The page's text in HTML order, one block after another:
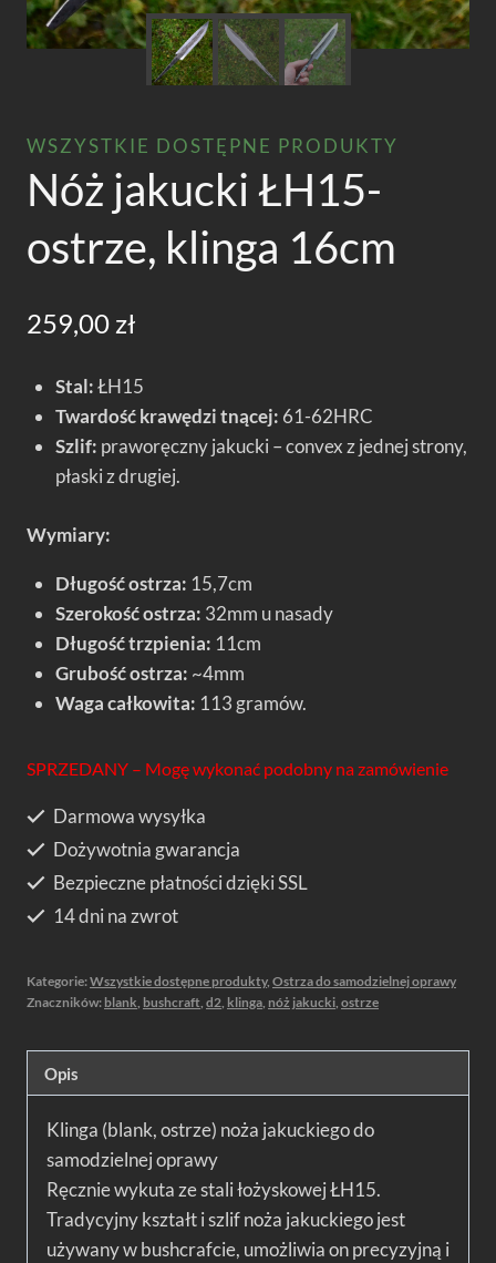
WSZYSTKIE DOSTĘPNE PRODUKTY
Nóż jakucki ŁH15-
ostrze, klinga 16cm
259,00 zł
Stal:ŁH15
Twardość krawędzi tnącej: 61-62HRC
Szlif: praworęczny jakucki – convex z jednej strony,
płaski z drugiej.
Wymiary:
Długość ostrza: 15,7cm
Szerokość ostrza: 32mm u nasady
Długość trzpienia: 11cm
Grubość ostrza: ~4mm
Waga całkowita: 113 gramów.
SPRZEDANY – Mogę wykonać podobny na zamówienie
Darmowa wysyłka
Dożywotnia gwarancja
Bezpieczne płatności dzięki SSL
14 dni na zwrot
Kategorie:Wszystkie dostępne produkty, Ostrza do samodzielnej oprawy
Znaczników: blank, bushcraft, d2, klinga, nóż jakucki, ostrze
Opis
Klinga (blank, ostrze) noża jakuckiego do
samodzielnej oprawy
Ręcznie wykuta ze stali łożyskowej ŁH15.
Tradycyjny kształt i szlif noża jakuckiego jest
używany w bushcrafcie, umożliwia on precyzyjną i